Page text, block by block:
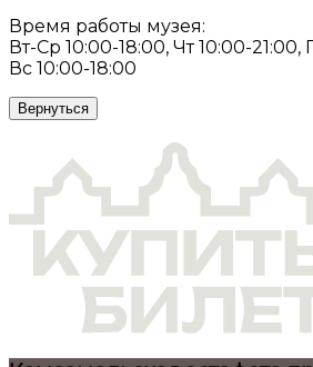
Время работы музея:
Вт-Ср 10:00-18:00, Чт 10:00-21:00,
Вс 10:00-18:00
Вернуться